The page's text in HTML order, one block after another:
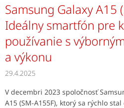
Samsung Galaxy A15
Ideálny smartfón pre
používanie s
a výkonu
29.4.2025
V decembri 2023 spoločnosť
A15 (SM-A155F), ktorý sa rýchlo